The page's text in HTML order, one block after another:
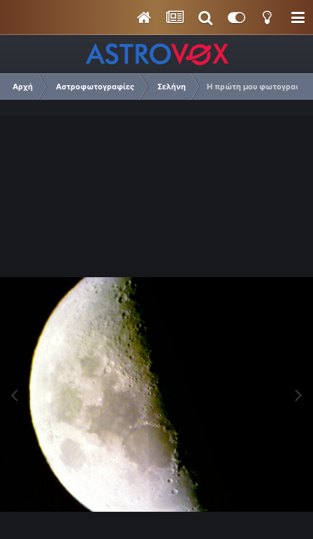
Αρχή Αστροφωτογραφίες Σελήνη Η πρώτη μου φωτογραφία.